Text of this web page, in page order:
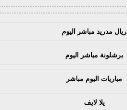
ريال مدريد مباشر اليوم
برشلونة مباشر اليوم
مباريات اليوم مباشر
يلا لايف